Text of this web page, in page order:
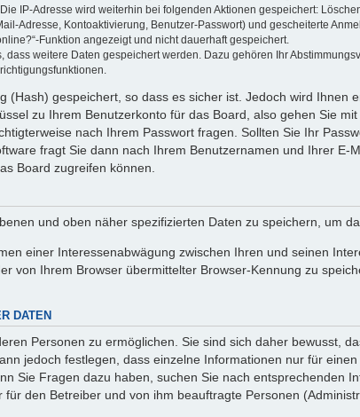
IP-Adresse wird weiterhin bei folgenden Aktionen gespeichert:
Adresse, Kontoaktivierung, Benutzer-Passwort) und gescheiterte
Funktion angezeigt und nicht dauerhaft gespeichert.
weitere Daten gespeichert werden. Dazu gehören Ihr
(Hash) gespeichert, so dass es sicher ist. Jedoch wird Ihnen
zu Ihrem Benutzerkonto für das Board, also gehen Sie
nach Ihrem Passwort fragen. Sollten Sie Ihr
fragt Sie dann nach Ihrem Benutzernamen und Ihrer
Board zugreifen können.
und oben näher spezifizierten Daten zu speichern, um
einer Interessenabwägung zwischen Ihren und seinen
von Ihrem Browser übermittelter Browser-Kennung zu
DATEN
Personen zu ermöglichen. Sie sind sich daher bewusst,
jedoch festlegen, dass einzelne Informationen nur für
Sie Fragen dazu haben, suchen Sie nach entsprechenden
den Betreiber und von ihm beauftragte Personen